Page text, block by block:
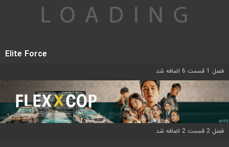
Elite Force
فصل 1 قسمت 6 اضافه شد
فصل 2 قسمت 2 اضافه شد